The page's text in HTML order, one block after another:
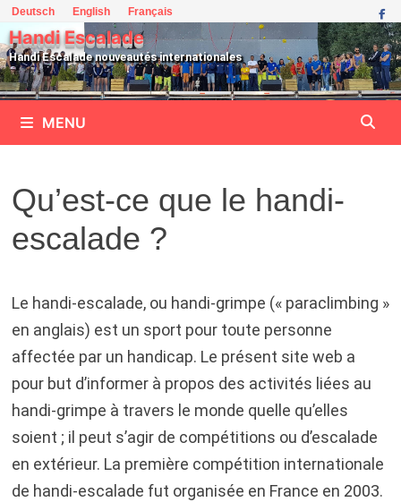
Passer
au
contenu
Deutsch English Français
Handi Escalade
Handi Escalade nouveautés internationales
MENU
Qu’est-ce que le handi-
escalade ?
Le handi-escalade, ou handi-grimpe (« paraclimbing »
en anglais) est un sport pour toute personne
affectée par un handicap. Le présent site web a
pour but d’informer à propos des activités liées au
handi-grimpe à travers le monde quelle qu’elles
soient ; il peut s’agir de compétitions ou d’escalade
en extérieur. La première compétition internationale
de handi-escalade fut organisée en France en 2003.